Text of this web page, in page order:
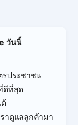
วันนี้
รประชาชน
ดีที่สุด
ด้
าดูแลลูกค้ามา